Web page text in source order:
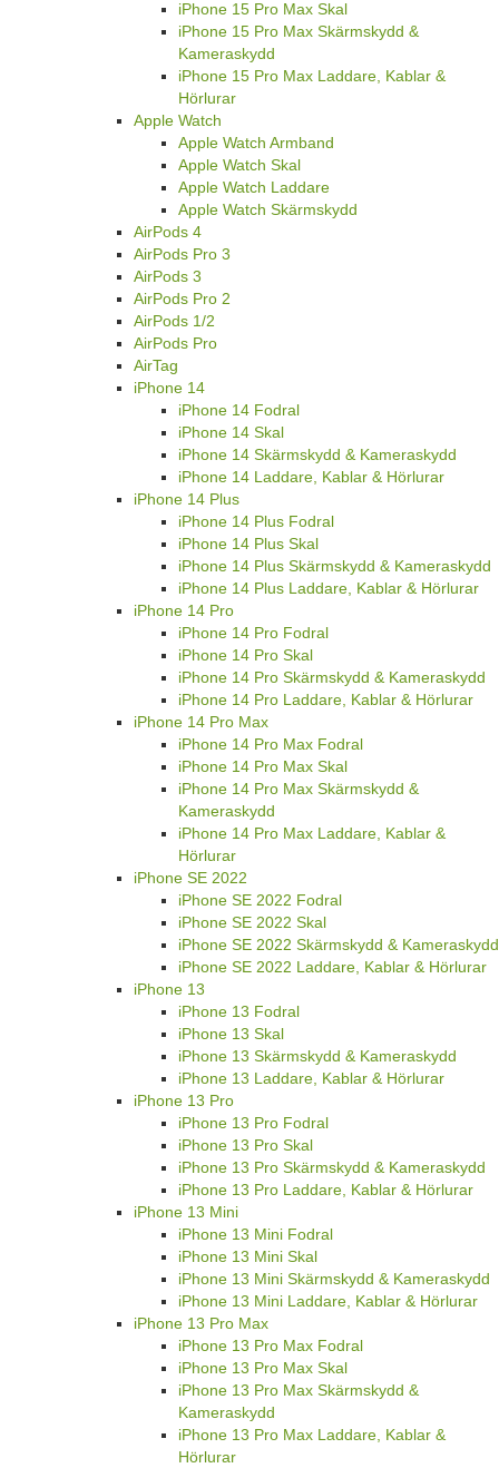
iPhone 15 Pro Max Skal
iPhone 15 Pro Max Skärmskydd &
Kameraskydd
iPhone 15 Pro Max Laddare, Kablar &
Hörlurar
Apple Watch
Apple Watch Armband
Apple Watch Skal
Apple Watch Laddare
Apple Watch Skärmskydd
AirPods 4
AirPods Pro 3
AirPods 3
AirPods Pro 2
AirPods 1/2
AirPods Pro
AirTag
iPhone 14
iPhone 14 Fodral
iPhone 14 Skal
iPhone 14 Skärmskydd & Kameraskydd
iPhone 14 Laddare, Kablar & Hörlurar
iPhone 14 Plus
iPhone 14 Plus Fodral
iPhone 14 Plus Skal
iPhone 14 Plus Skärmskydd & Kameraskydd
iPhone 14 Plus Laddare, Kablar & Hörlurar
iPhone 14 Pro
iPhone 14 Pro Fodral
iPhone 14 Pro Skal
iPhone 14 Pro Skärmskydd & Kameraskydd
iPhone 14 Pro Laddare, Kablar & Hörlurar
iPhone 14 Pro Max
iPhone 14 Pro Max Fodral
iPhone 14 Pro Max Skal
iPhone 14 Pro Max Skärmskydd &
Kameraskydd
iPhone 14 Pro Max Laddare, Kablar &
Hörlurar
iPhone SE 2022
iPhone SE 2022 Fodral
iPhone SE 2022 Skal
iPhone SE 2022 Skärmskydd & Kameraskydd
iPhone SE 2022 Laddare, Kablar & Hörlurar
iPhone 13
iPhone 13 Fodral
iPhone 13 Skal
iPhone 13 Skärmskydd & Kameraskydd
iPhone 13 Laddare, Kablar & Hörlurar
iPhone 13 Pro
iPhone 13 Pro Fodral
iPhone 13 Pro Skal
iPhone 13 Pro Skärmskydd & Kameraskydd
iPhone 13 Pro Laddare, Kablar & Hörlurar
iPhone 13 Mini
iPhone 13 Mini Fodral
iPhone 13 Mini Skal
iPhone 13 Mini Skärmskydd & Kameraskydd
iPhone 13 Mini Laddare, Kablar & Hörlurar
iPhone 13 Pro Max
iPhone 13 Pro Max Fodral
iPhone 13 Pro Max Skal
iPhone 13 Pro Max Skärmskydd &
Kameraskydd
iPhone 13 Pro Max Laddare, Kablar &
Hörlurar